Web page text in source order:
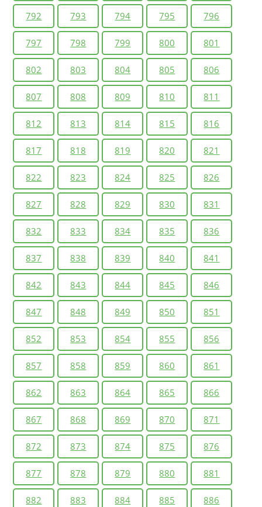
792 793 794 795 796
797 798 799 800 801
802 803 804 805 806
807 808 809 810 811
812 813 814 815 816
817 818 819 820 821
822 823 824 825 826
827 828 829 830 831
832 833 834 835 836
837 838 839 840 841
842 843 844 845 846
847 848 849 850 851
852 853 854 855 856
857 858 859 860 861
862 863 864 865 866
867 868 869 870 871
872 873 874 875 876
877 878 879 880 881
882 883 884 885 886